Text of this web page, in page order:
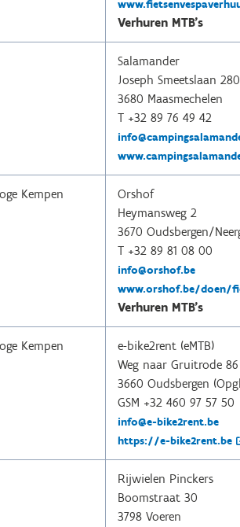
Verhuren MTB's
Salamander
Joseph Smeetslaan 280
3680 Maasmechelen
T +32 89 76 49 42
Kempen
Orshof
Heymansweg 2
3670 Oudsbergen/
T +32 89 81 08 00
info@orshof.be
www.orshof.be/doen/
Verhuren MTB's
Kempen
e-bike2rent (eMTB)
Weg naar Gruitrode 86
3660 Oudsbergen
GSM +32 460 97 57 50
info@e-bike2rent.be
https://e-bike2rent.be
Rijwielen Pinckers
Boomstraat 30
3798 Voeren